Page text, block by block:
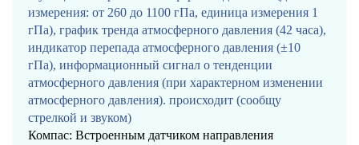
измерения: от 260 до 1100 гПа, единица измерения 1
гПа), график тренда атмосферного давления (42 часа),
индикатор перепада атмосферного давления (±10
гПа), информационный сигнал о тенденции
атмосферного давления (при характерном изменении
атмосферного давления). происходит (сообщу
стрелкой и звуком)
Компас: Встроенным датчиком направления